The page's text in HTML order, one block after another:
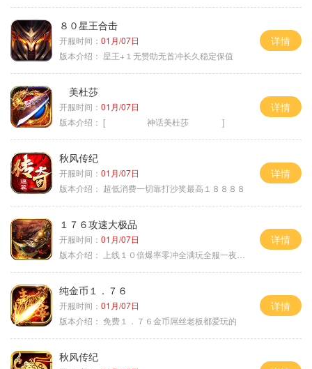
８０星王合击
开服时间： 01月/07日
版本介绍： 星王+１无赞助无首冲长久稳定保值
详情
美杜莎
开服时间： 01月/07日
版本介绍： [ 神话美杜莎 ]
详情
秋风传纪
开服时间： 01月/07日
版本介绍： 超低消费一切靠打沙奖最高１８８８８
详情
１７６攻速大极品
开服时间： 01月/07日
版本介绍：
上线１０倍爆率零冲全满玩全服一夜终极
详情
纯金币１．７６
开服时间： 01月/07日
版本介绍： 免费１．７６金币屌丝老板都爱玩的
详情
秋风传纪